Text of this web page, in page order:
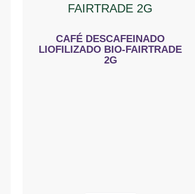
CAFÉ DESCAFEINADO
LIOFILIZADO BIO-FAIRTRADE
2G